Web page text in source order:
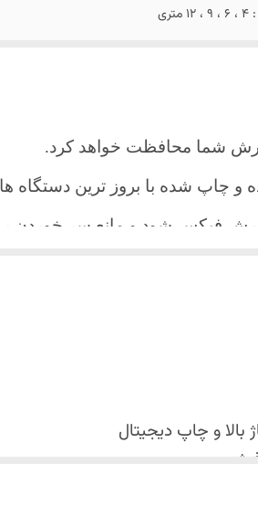
شما محافظت خواهد کرد.
و چاپ شده با بروز ترین
فرش فیکس شود و مانع سر
جدا گانه شسته شود
شوینده رنگین شوی+ نرم کننده
و چاپ دیجیتال